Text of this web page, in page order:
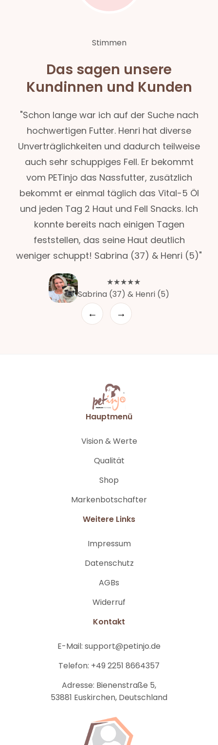
Stimmen
Das sagen unsere
Kundinnen und Kunden
"Schon lange war ich auf der Suche nach
hochwertigen Futter. Henri hat diverse
Unverträglichkeiten und dadurch teilweise
auch sehr schuppiges Fell. Er bekommt
vom PETinjo das Nassfutter, zusätzlich
bekommt er einmal täglich das Vital-5 Öl
und jeden Tag 2 Haut und Fell Snacks. Ich
konnte bereits nach einigen Tagen
feststellen, das seine Haut deutlich
weniger schuppt! Sabrina (37) & Henri (5)"
★★★★★
Sabrina (37) & Henri (5)
← →
Hauptmenü
Vision & Werte
Qualität
Shop
Markenbotschafter
Weitere Links
Impressum
Datenschutz
AGBs
Widerruf
Kontakt
E-Mail: support@petinjo.de
Telefon: +49 2251 8664357
Adresse: Bienenstraße 5,
53881 Euskirchen, Deutschland